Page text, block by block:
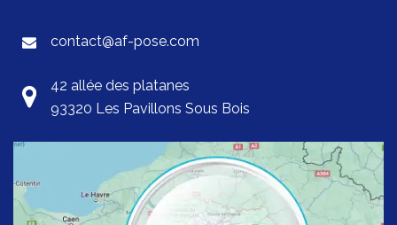
contact@af-pose.com
42 allée des platanes
93320 Les Pavillons Sous Bois